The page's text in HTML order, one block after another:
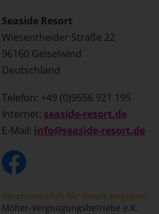
Seaside Resort
Wiesentheider Straße 22
96160 Geiselwind
Deutschland
Telefon: +49 (0)9556 921 195
Internet: seaside-resort.de
E-Mail: info@seaside-resort.de
Verantwortlich für dieses Angebot:
Mölter-Vergnügungsbetriebe e.K.